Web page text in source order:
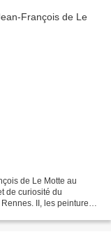
de Le Motte au
de curiosité du
II, les peintures